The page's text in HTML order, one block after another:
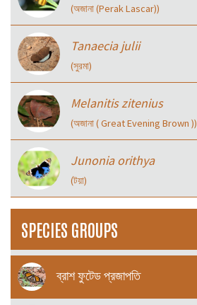
(অজানা (Perak Lascar))
Tanaecia julii
(সুরমা)
Melanitis zitenius
(অজানা ( Great Evening Brown ))
Junonia orithya
(টয়া)
SPECIES GROUPS
ব্রাশ ফুটেড প্রজাপতি